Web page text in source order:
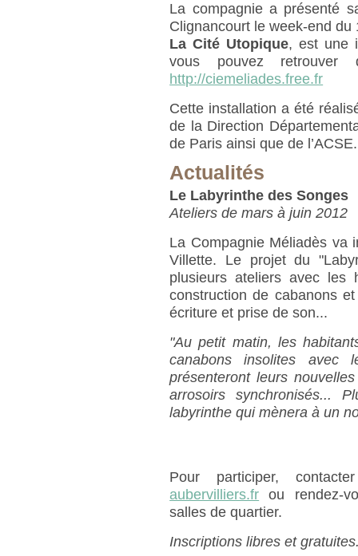
La compagnie a présenté
Clignancourt le week-end du
La Cité Utopique, est une
vous pouvez retrouver
http://ciemeliades.free.fr
Cette installation a été
de la Direction
de Paris ainsi que de l’ACSE.
Actualités
Le Labyrinthe des Songes
Ateliers de mars à juin 2012
La Compagnie Méliadès va
Villette. Le projet du
plusieurs ateliers avec les
construction de cabanons
écriture et prise de son...
"Au petit matin, les
canabons insolites avec
présenteront leurs
arrosoirs synchronisés...
labyrinthe qui mènera à un
Pour participer,
aubervilliers.fr ou rendez-
salles de quartier.
Inscriptions libres et